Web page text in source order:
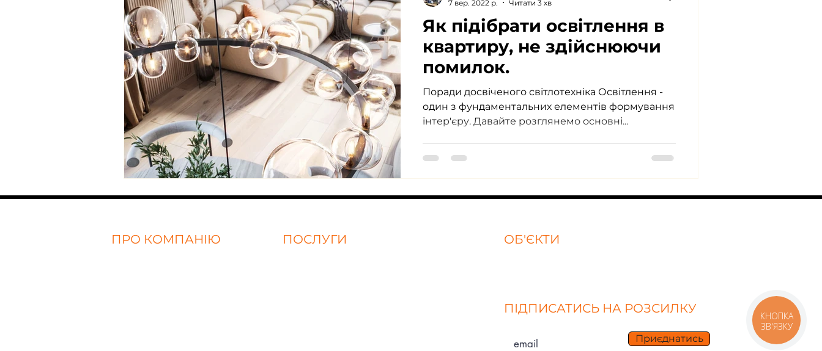
Як підібрати освітлення в
квартиру, не здійснюючи
помилок.
Поради досвіченого світлотехніка Освітлення -
один з фундаментальних елементів формування
інтер'єру. Давайте розглянемо основні...
7 вер. 2022 р.
Читати 3 хв
ПРО КОМПАНІЮ ПОСЛУГИ ОБ'ЄКТИ
ПІДПИСАТИСЬ НА РОЗСИЛКУ
Приєднатись
КНОПКА
ЗВ'ЯЗКУ